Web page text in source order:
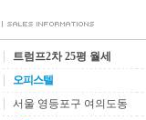
트럼프2차 25평 월세
오피스텔
서울 영등포구 여의도동